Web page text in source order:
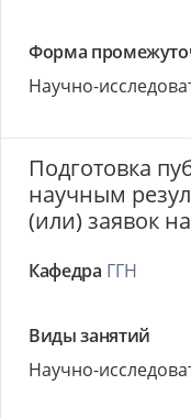
Форма
Научно-
Подготовка
научным
(или) заявок
Кафедра ГГН
Виды занятий
Научно-